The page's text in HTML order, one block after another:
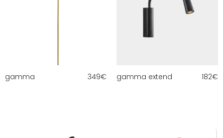
gamma 349€ gamma extend 182€